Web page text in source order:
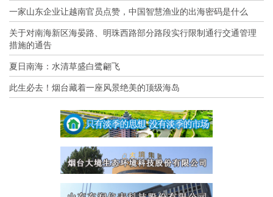
一家山东企业让越南官员点赞，中国智慧渔业的出海密码是什么
关于对南海新区海晏路、明珠西路部分路段实行限制通行交通管理
措施的通告
夏日南海：水清草盛白鹭翩飞
此生必去！烟台藏着一座风景绝美的顶级海岛